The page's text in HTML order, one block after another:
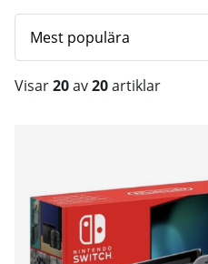
Mest populära
Visar20av20artiklar